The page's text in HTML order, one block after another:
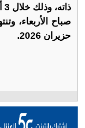
حزيران 2026.